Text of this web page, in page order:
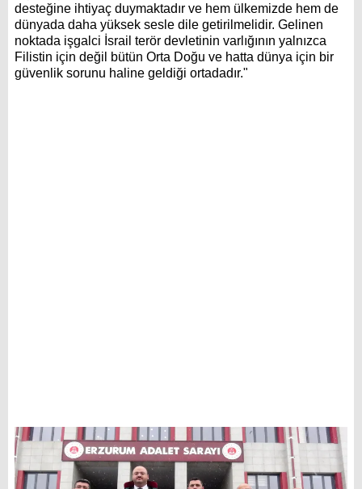
desteğine ihtiyaç duymaktadır ve hem ülkemizde hem de
dünyada daha yüksek sesle dile getirilmelidir. Gelinen
noktada işgalci İsrail terör devletinin varlığının yalnızca
Filistin için değil bütün Orta Doğu ve hatta dünya için bir
güvenlik sorunu haline geldiği ortadadır."